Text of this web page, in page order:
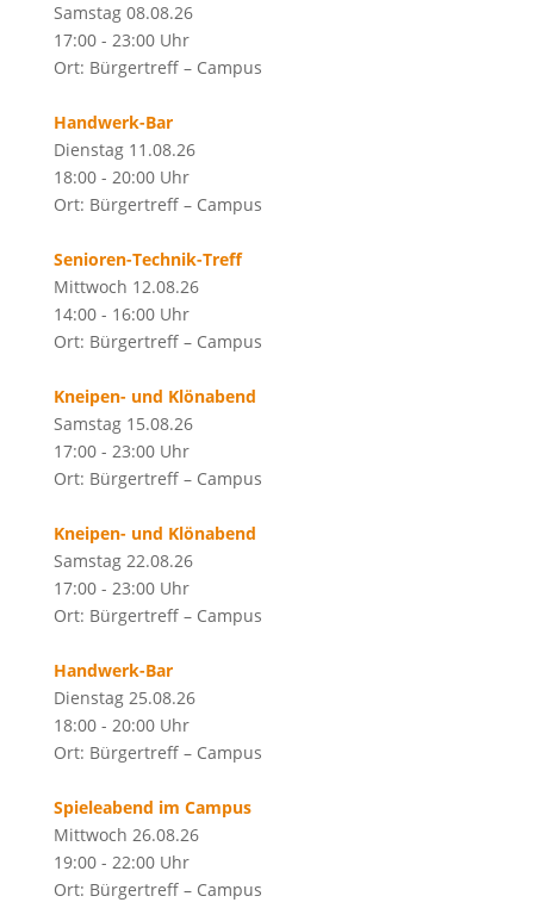
Samstag 08.08.26
17:00 - 23:00 Uhr
Ort: Bürgertreff – Campus
Handwerk-Bar
Dienstag 11.08.26
18:00 - 20:00 Uhr
Ort: Bürgertreff – Campus
Senioren-Technik-Treff
Mittwoch 12.08.26
14:00 - 16:00 Uhr
Ort: Bürgertreff – Campus
Kneipen- und Klönabend
Samstag 15.08.26
17:00 - 23:00 Uhr
Ort: Bürgertreff – Campus
Kneipen- und Klönabend
Samstag 22.08.26
17:00 - 23:00 Uhr
Ort: Bürgertreff – Campus
Handwerk-Bar
Dienstag 25.08.26
18:00 - 20:00 Uhr
Ort: Bürgertreff – Campus
Spieleabend im Campus
Mittwoch 26.08.26
19:00 - 22:00 Uhr
Ort: Bürgertreff – Campus